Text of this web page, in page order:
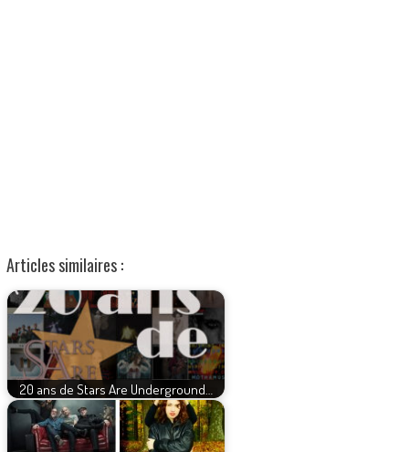
Articles similaires :
20 ans de Stars Are Underground…